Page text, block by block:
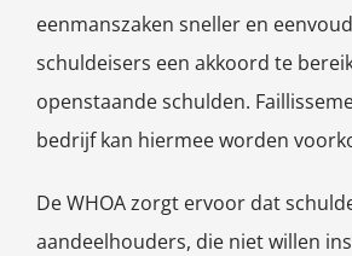
eenmanszaken sneller en
schuldeisers een akkoord te
openstaande schulden.
bedrijf kan hiermee worden
De WHOA zorgt ervoor dat
aandeelhouders, die niet willen